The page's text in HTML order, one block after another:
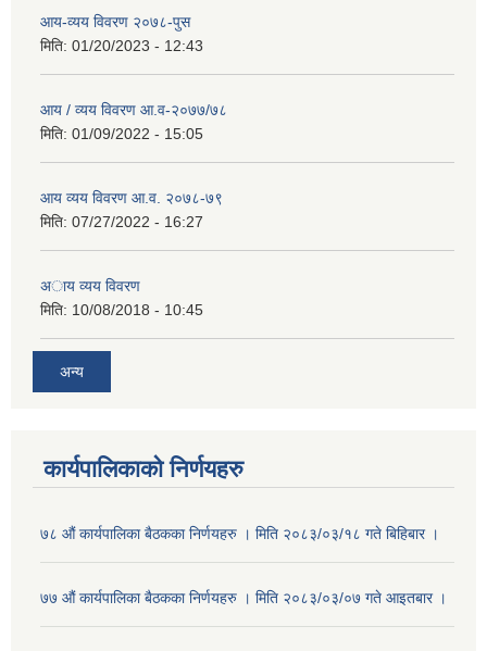
आय-व्यय विवरण २०७८-पुस
मिति: 01/20/2023 - 12:43
आय / व्यय विवरण आ.व-२०७७/७८
मिति: 01/09/2022 - 15:05
आय व्यय विवरण आ.व. २०७८-७९
मिति: 07/27/2022 - 16:27
अाय व्यय विवरण
मिति: 10/08/2018 - 10:45
अन्य
कार्यपालिकाको निर्णयहरु
७८ औं कार्यपालिका बैठकका निर्णयहरु । मिति २०८३/०३/१८ गते बिहिबार ।
७७ औं कार्यपालिका बैठकका निर्णयहरु । मिति २०८३/०३/०७ गते आइतबार ।